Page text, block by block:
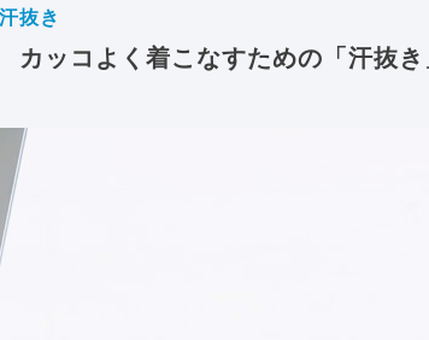
抜き
ッコよく着こなすための「汗抜き